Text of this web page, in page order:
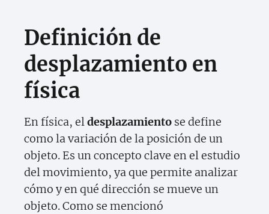
Definición de
desplazamiento en
física
En física, eldesplazamiento se define
como la variación de la posición de un
objeto. Es un concepto clave en el estudio
del movimiento, ya que permite analizar
cómo y en qué dirección se mueve un
objeto. Como se mencionó